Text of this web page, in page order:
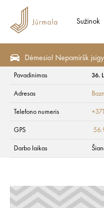
Sužinok
Dėmesio! Nepamiršk
36. Line
Pavadinimas 36.
Adresas
Telefono numeris
GPS
Darbo laikas